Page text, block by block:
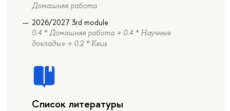
Домашняя работа
2026/2027 3rd module
0.4 * Домашняя работа + 0.4 * Научные
доклады» + 0.2 * Квиз
Список литературы